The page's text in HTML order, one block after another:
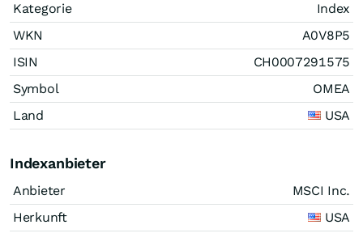
Kategorie
Index
WKN
A0V8P5
ISIN
CH0007291575
Symbol
OMEA
Land
USA
Indexanbieter
Anbieter
MSCI Inc.
Herkunft
USA